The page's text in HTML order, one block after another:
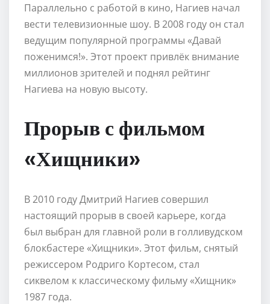
Параллельно с работой в кино, Нагиев начал
вести телевизионные шоу. В 2008 году он стал
ведущим популярной программы «Давай
поженимся!». Этот проект привлёк внимание
миллионов зрителей и поднял рейтинг
Нагиева на новую высоту.
Прорыв с фильмом
«Хищники»
В 2010 году Дмитрий Нагиев совершил
настоящий прорыв в своей карьере, когда
был выбран для главной роли в голливудском
блокбастере «Хищники». Этот фильм, снятый
режиссером Родриго Кортесом, стал
сиквелом к классическому фильму «Хищник»
1987 года.